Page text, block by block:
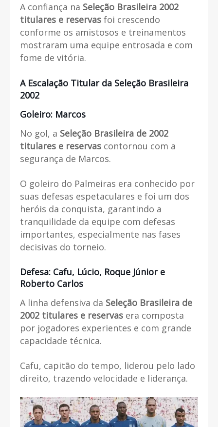
A confiança na Seleção Brasileira 2002
titulares e reservas foi crescendo
conforme os amistosos e treinamentos
mostraram uma equipe entrosada e com
fome de vitória.
A Escalação Titular da Seleção Brasileira
2002
Goleiro: Marcos
No gol, a Seleção Brasileira de 2002
titulares e reservas contornou com a
segurança de Marcos.
O goleiro do Palmeiras era conhecido por
suas defesas espetaculares e foi um dos
heróis da conquista, garantindo a
tranquilidade da equipe com defesas
importantes, especialmente nas fases
decisivas do torneio.
Defesa: Cafu, Lúcio, Roque Júnior e
Roberto Carlos
A linha defensiva da Seleção Brasileira de
2002 titulares e reservas era composta
por jogadores experientes e com grande
capacidade técnica.
Cafu, capitão do tempo, liderou pelo lado
direito, trazendo velocidade e liderança.